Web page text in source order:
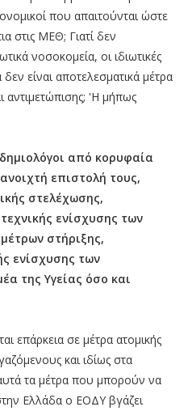
που απαιτούνται ώστε
στις ΜΕΘ; Γιατί δεν
νοσοκομεία, οι ιδιωτικές
δεν είναι αποτελεσματικά μέτρα
αντιμετώπισης; 'Η μήπως
από κορυφαία
επιστολή τους,
στελέχωσης,
ενίσχυσης των
στήριξης,
ενίσχυσης των
της Υγείας όσο και
επάρκεια σε μέτρα ατομικής
και ιδίως στα
τα μέτρα που μπορούν να
Ελλάδα ο ΕΟΔΥ βγάζει